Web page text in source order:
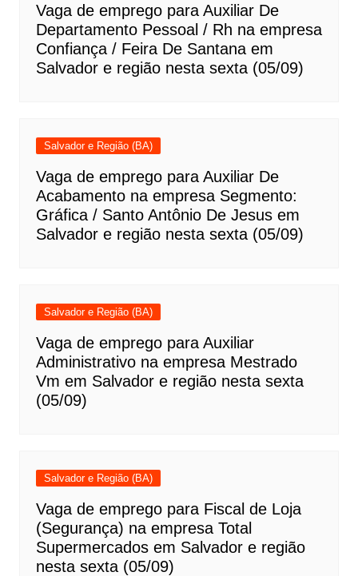
Vaga de emprego para Auxiliar De
Departamento Pessoal / Rh na empresa
Confiança / Feira De Santana em
Salvador e região nesta sexta (05/09)
Salvador e Região (BA)
Vaga de emprego para Auxiliar De
Acabamento na empresa Segmento:
Gráfica / Santo Antônio De Jesus em
Salvador e região nesta sexta (05/09)
Salvador e Região (BA)
Vaga de emprego para Auxiliar
Administrativo na empresa Mestrado
Vm em Salvador e região nesta sexta
(05/09)
Salvador e Região (BA)
Vaga de emprego para Fiscal de Loja
(Segurança) na empresa Total
Supermercados em Salvador e região
nesta sexta (05/09)